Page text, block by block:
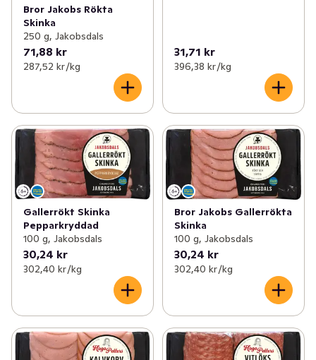
Bror Jakobs Rökta
Skinka
250 g, Jakobsdals
71,88 kr
287,52 kr /kg
31,71 kr
396,38 kr /kg
Gallerrökt Skinka
Pepparkryddad
100 g, Jakobsdals
30,24 kr
302,40 kr /kg
Bror Jakobs Gallerrökta
Skinka
100 g, Jakobsdals
30,24 kr
302,40 kr /kg